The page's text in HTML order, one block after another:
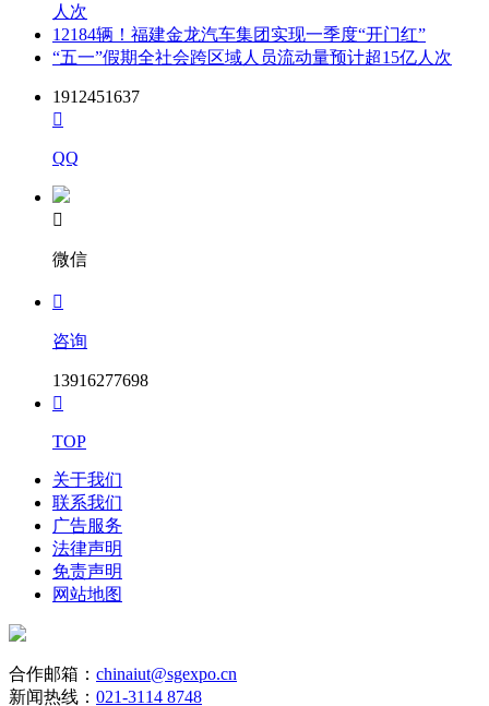
人次
12184辆！福建金龙汽车集团实现一季度“开门红”
“五一”假期全社会跨区域人员流动量预计超15亿人次
1912451637

QQ

微信

咨询
13916277698

TOP
关于我们
联系我们
广告服务
法律声明
免责声明
网站地图
合作邮箱： chinaiut@sgexpo.cn
新闻热线： 021-3114 8748